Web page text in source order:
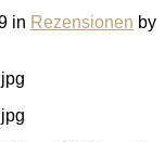
in Rezensionen by